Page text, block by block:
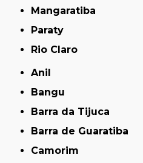
Mangaratiba
Paraty
Rio Claro
Anil
Bangu
Barra da Tijuca
Barra de Guaratiba
Camorim